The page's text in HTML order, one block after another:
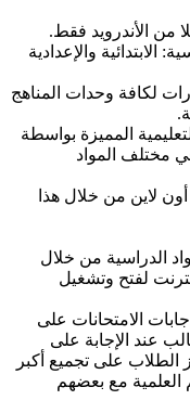
من الأندرويد فقط.
والإعدادية
لكافة وحدات المناهج
المميزة بواسطة
مختلف المواد
أون لاين من خلال هذا
الدراسية من خلال
لفتح وتشغيل
الامتحانات على
عند الإجابة على
الطلاب على تجميع أكبر
مع بعضهم